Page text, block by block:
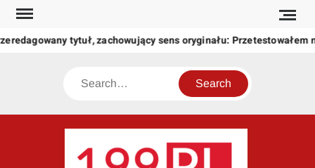
Skip
content
tytuł, zachowujący sens oryginału: Przetestowałem
Search